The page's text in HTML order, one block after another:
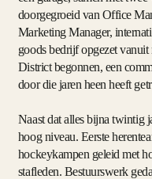
doorgegroeid van Office
Marketing Manager,
goods bedrijf opgezet
District begonnen, een
door die jaren heen heeft
Naast dat alles bijna twintig
hoog niveau. Eerste
hockeykampen geleid met
stafleden. Bestuurswerk